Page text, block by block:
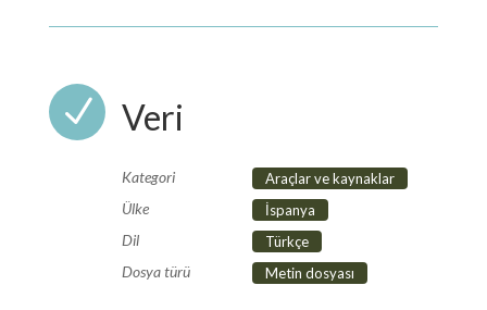
N Veri
Kategori Araçlar ve kaynaklar
Ülke İspanya
Dil Türkçe
Dosya türü Metin dosyası